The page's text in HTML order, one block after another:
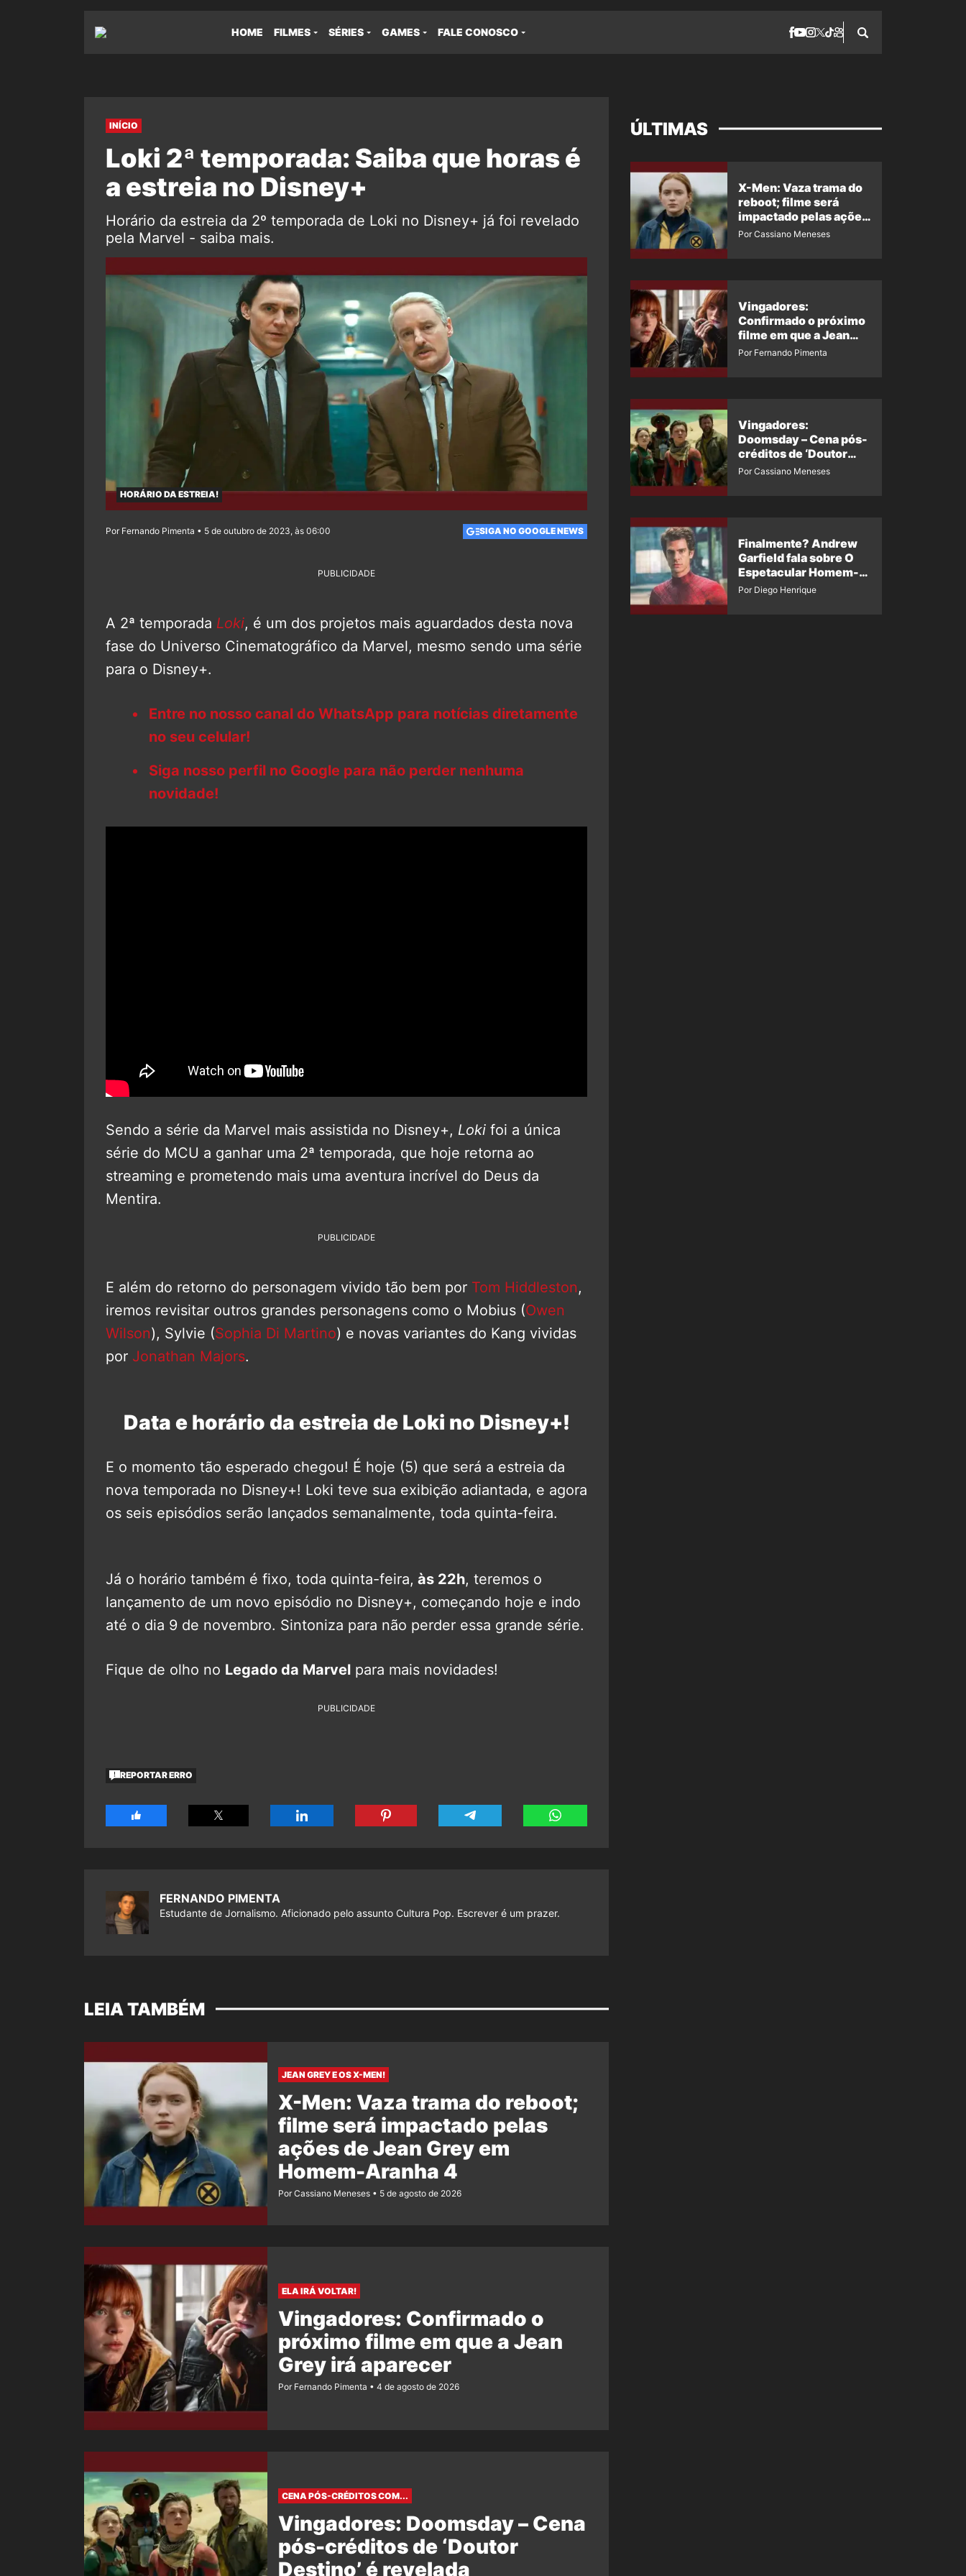
HOME FILMES SÉRIES GAMES FALE CONOSCO
INÍCIO
Loki 2ª temporada: Saiba que horas é
a estreia no Disney+
Horário da estreia da 2º temporada de Loki no Disney+ já foi revelado
pela Marvel - saiba mais.
HORÁRIO DA ESTREIA!
Por Fernando Pimenta • 5 de outubro de 2023, às 06:00 SIGA NO GOOGLE NEWS
PUBLICIDADE
A 2ª temporada Loki, é um dos projetos mais aguardados desta nova
fase do Universo Cinematográfico da Marvel, mesmo sendo uma série
para o Disney+.
Entre no nosso canal do WhatsApp para notícias diretamente
no seu celular!
Siga nosso perfil no Google para não perder nenhuma
novidade!
Sendo a série da Marvel mais assistida no Disney+, Loki foi a única
série do MCU a ganhar uma 2ª temporada, que hoje retorna ao
streaming e prometendo mais uma aventura incrível do Deus da
Mentira.
PUBLICIDADE
E além do retorno do personagem vivido tão bem por Tom Hiddleston,
iremos revisitar outros grandes personagens como o Mobius (Owen
Wilson), Sylvie (Sophia Di Martino) e novas variantes do Kang vividas
por Jonathan Majors.
Data e horário da estreia de Loki no Disney+!
E o momento tão esperado chegou! É hoje (5) que será a estreia da
nova temporada no Disney+! Loki teve sua exibição adiantada, e agora
os seis episódios serão lançados semanalmente, toda quinta-feira.
Já o horário também é fixo, toda quinta-feira, às 22h, teremos o
lançamento de um novo episódio no Disney+, começando hoje e indo
até o dia 9 de novembro. Sintoniza para não perder essa grande série.
Fique de olho no Legado da Marvel para mais novidades!
PUBLICIDADE
REPORTAR ERRO
FERNANDO PIMENTA
Estudante de Jornalismo. Aficionado pelo assunto Cultura Pop. Escrever é um prazer.
LEIA TAMBÉM
JEAN GREY E OS X-MEN!
X-Men: Vaza trama do reboot;
filme será impactado pelas
ações de Jean Grey em
Homem-Aranha 4
Por Cassiano Meneses 5 de agosto de 2026
ELA IRÁ VOLTAR!
Vingadores: Confirmado o
próximo filme em que a Jean
Grey irá aparecer
Por Fernando Pimenta 4 de agosto de 2026
CENA PÓS-CRÉDITOS COM...
Vingadores: Doomsday – Cena
pós-créditos de ‘Doutor
Destino’ é revelada
ÚLTIMAS
X-Men: Vaza trama do
reboot; filme será
impactado pelas ações
de Jean Grey em
Por Cassiano Meneses
Vingadores:
Confirmado o próximo
filme em que a Jean
Grey irá aparecer
Por Fernando Pimenta
Vingadores:
Doomsday – Cena pós-
créditos de ‘Doutor
Destino’ é revelada
Por Cassiano Meneses
Finalmente? Andrew
Garfield fala sobre O
Espetacular Homem-
Aranha 3
Por Diego Henrique